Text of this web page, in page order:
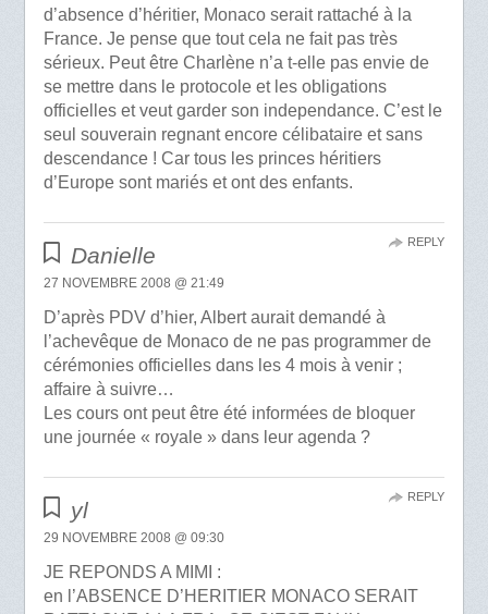
d’absence d’héritier, Monaco serait rattaché à la
France. Je pense que tout cela ne fait pas très
sérieux. Peut être Charlène n’a t-elle pas envie de
se mettre dans le protocole et les obligations
officielles et veut garder son independance. C’est le
seul souverain regnant encore célibataire et sans
descendance ! Car tous les princes héritiers
d’Europe sont mariés et ont des enfants.
Danielle
27 NOVEMBRE 2008 @ 21:49
D’après PDV d’hier, Albert aurait demandé à
l’achevêque de Monaco de ne pas programmer de
cérémonies officielles dans les 4 mois à venir ;
affaire à suivre…
Les cours ont peut être été informées de bloquer
une journée « royale » dans leur agenda ?
REPLY
yl
29 NOVEMBRE 2008 @ 09:30
JE REPONDS A MIMI :
en l’ABSENCE D’HERITIER MONACO SERAIT
REPLY